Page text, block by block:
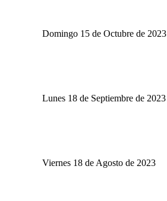
Domingo 15 de Octubre de 2023
Lunes 18 de Septiembre de 2023
Viernes 18 de Agosto de 2023